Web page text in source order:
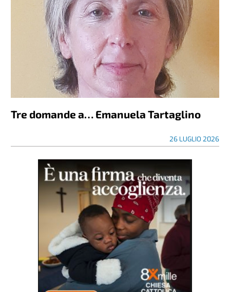
Tre domande a… Emanuela Tartaglino
26 LUGLIO 2026